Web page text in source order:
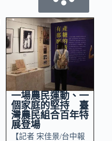
一場農民運動、一
個家庭的堅持 臺
灣農民組合百年特
展登場
【記者 宋佳景/台中報